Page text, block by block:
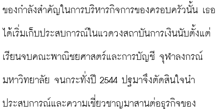
ของกำลังสำคัญในการบริหารกิจการของครอบครัวนั้น เธอ
ได้เริ่มเก็บประสบการณ์ในแวดวงสถาบันการเงินนับตั้งแต่
เรียนจบคณะพาณิชยศาสตร์และการบัญชี จุฬาลงกรณ์
มหาวิทยาลัย จนกระทั่งปี 2544 ปฐมาจึงตัดสินใจนำ
ประสบการณ์และความเชี่ยวชาญมาสานต่อธุรกิจของ